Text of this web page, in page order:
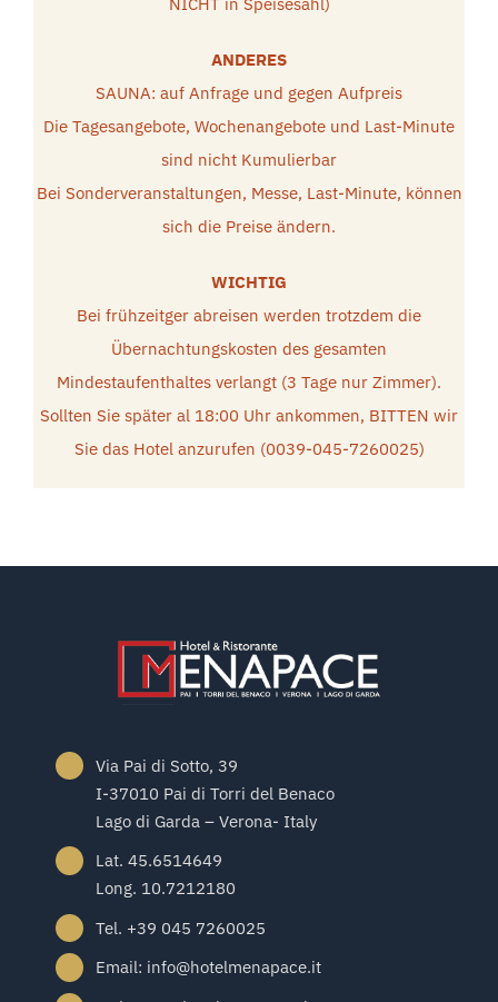
ANDERES
SAUNA: auf Anfrage und gegen Aufpreis
Die Tagesangebote, Wochenangebote und Last-Minute
sind nicht Kumulierbar
Bei Sonderveranstaltungen, Messe, Last-Minute, können
sich die Preise ändern.
WICHTIG
Bei frühzeitger abreisen werden trotzdem die
Übernachtungskosten des gesamten
Mindestaufenthaltes verlangt (3 Tage nur Zimmer).
Sollten Sie später al 18:00 Uhr ankommen, BITTEN wir
Sie das Hotel anzurufen (0039-045-7260025)
Via Pai di Sotto, 39
I-37010 Pai di Torri del Benaco
Lago di Garda – Verona- Italy
Lat. 45.6514649
Long. 10.7212180
Tel. +39 045 7260025
Email: info@hotelmenapace.it